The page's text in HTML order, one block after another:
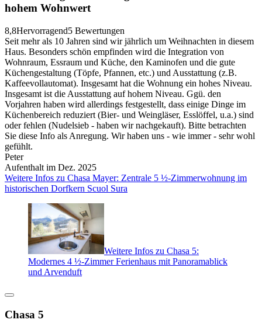
hohem Wohnwert
8,8Hervorragend5 Bewertungen
Seit mehr als 10 Jahren sind wir jährlich um Weihnachten in diesem
Haus. Besonders schön empfinden wird die Integration von
Wohnraum, Essraum und Küche, den Kaminofen und die gute
Küchengestaltung (Töpfe, Pfannen, etc.) und Ausstattung (z.B.
Kaffeevollautomat). Insgesamt hat die Wohnung ein hohes Niveau.
Insgesamt ist die Ausstattung auf hohem Niveau. Ggü. den
Vorjahren haben wird allerdings festgestellt, dass einige Dinge im
Küchenbereich reduziert (Bier- und Weingläser, Esslöffel, u.a.) sind
oder fehlen (Nudelsieb - haben wir nachgekauft). Bitte betrachten
Sie diese Info als Anregung. Wir haben uns - wie immer - sehr wohl
gefühlt.
Peter
Aufenthalt im Dez. 2025
Weitere Infos zu Chasa Mayer: Zentrale 5 ½-Zimmerwohnung im
historischen Dorfkern Scuol Sura
Weitere Infos zu Chasa 5:
Modernes 4 ½-Zimmer Ferienhaus mit Panoramablick
und Arvenduft
Chasa 5